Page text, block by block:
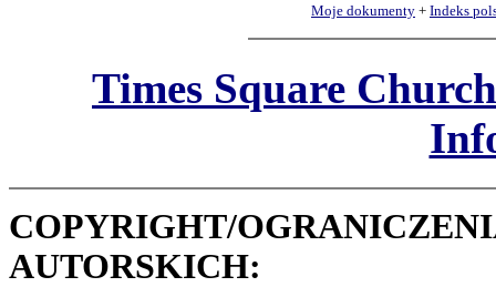
Moje dokumenty + Indeks
Times Square
COPYRIGHT/
AUTORSKICH: